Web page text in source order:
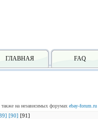
FAQ
ГЛАВНАЯ
на независимых форумах ebay-forum.ru
[90] [91]